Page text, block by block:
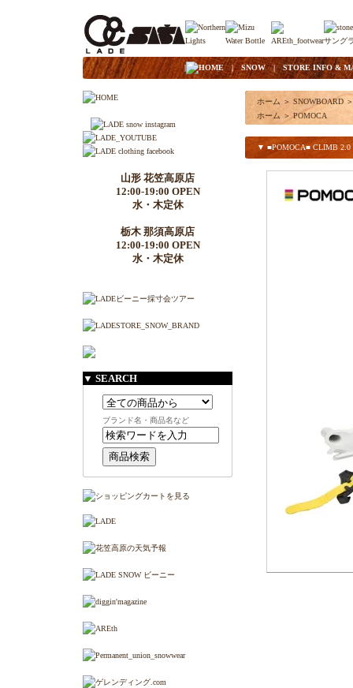
| HOME|SNOW| STORE INFO &
山形 花笠高原店
12:00-19:00 OPEN
水・木定休
栃木 那須高原店
12:00-19:00 OPEN
水・木定休
▼ SEARCH
ブランド名・商品名など
ホーム ＞ SNOWBOARD ＞
ホーム ＞ POMOCA
▼ ■POMOCA■ CLIMB 2.0